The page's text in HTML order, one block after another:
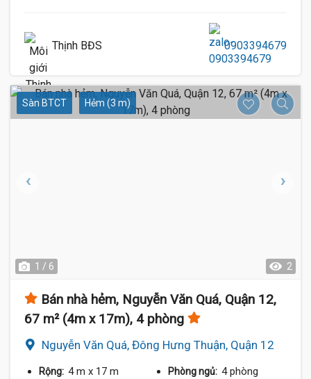
Thịnh BĐS 0903394679
Sàn BTCT Hẻm (3 m)
1 / 6 2
Bán nhà hẻm, Nguyễn Văn Quá, Quận 12,
67 m² (4m x 17m), 4 phòng
Nguyễn Văn Quá, Đông Hưng Thuận, Quận 12
Rộng: 4 m x 17 m Phòng ngủ: 4 phòng